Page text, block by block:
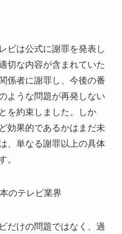
ビは公式に謝罪を発表し
切な内容が含まれていた
係者に謝罪し、今後の番
ような問題が再発しない
を約束しました。しか
効果的であるかはまだ未
、単なる謝罪以上の具体
。
のテレビ業界
だけの問題ではなく、過